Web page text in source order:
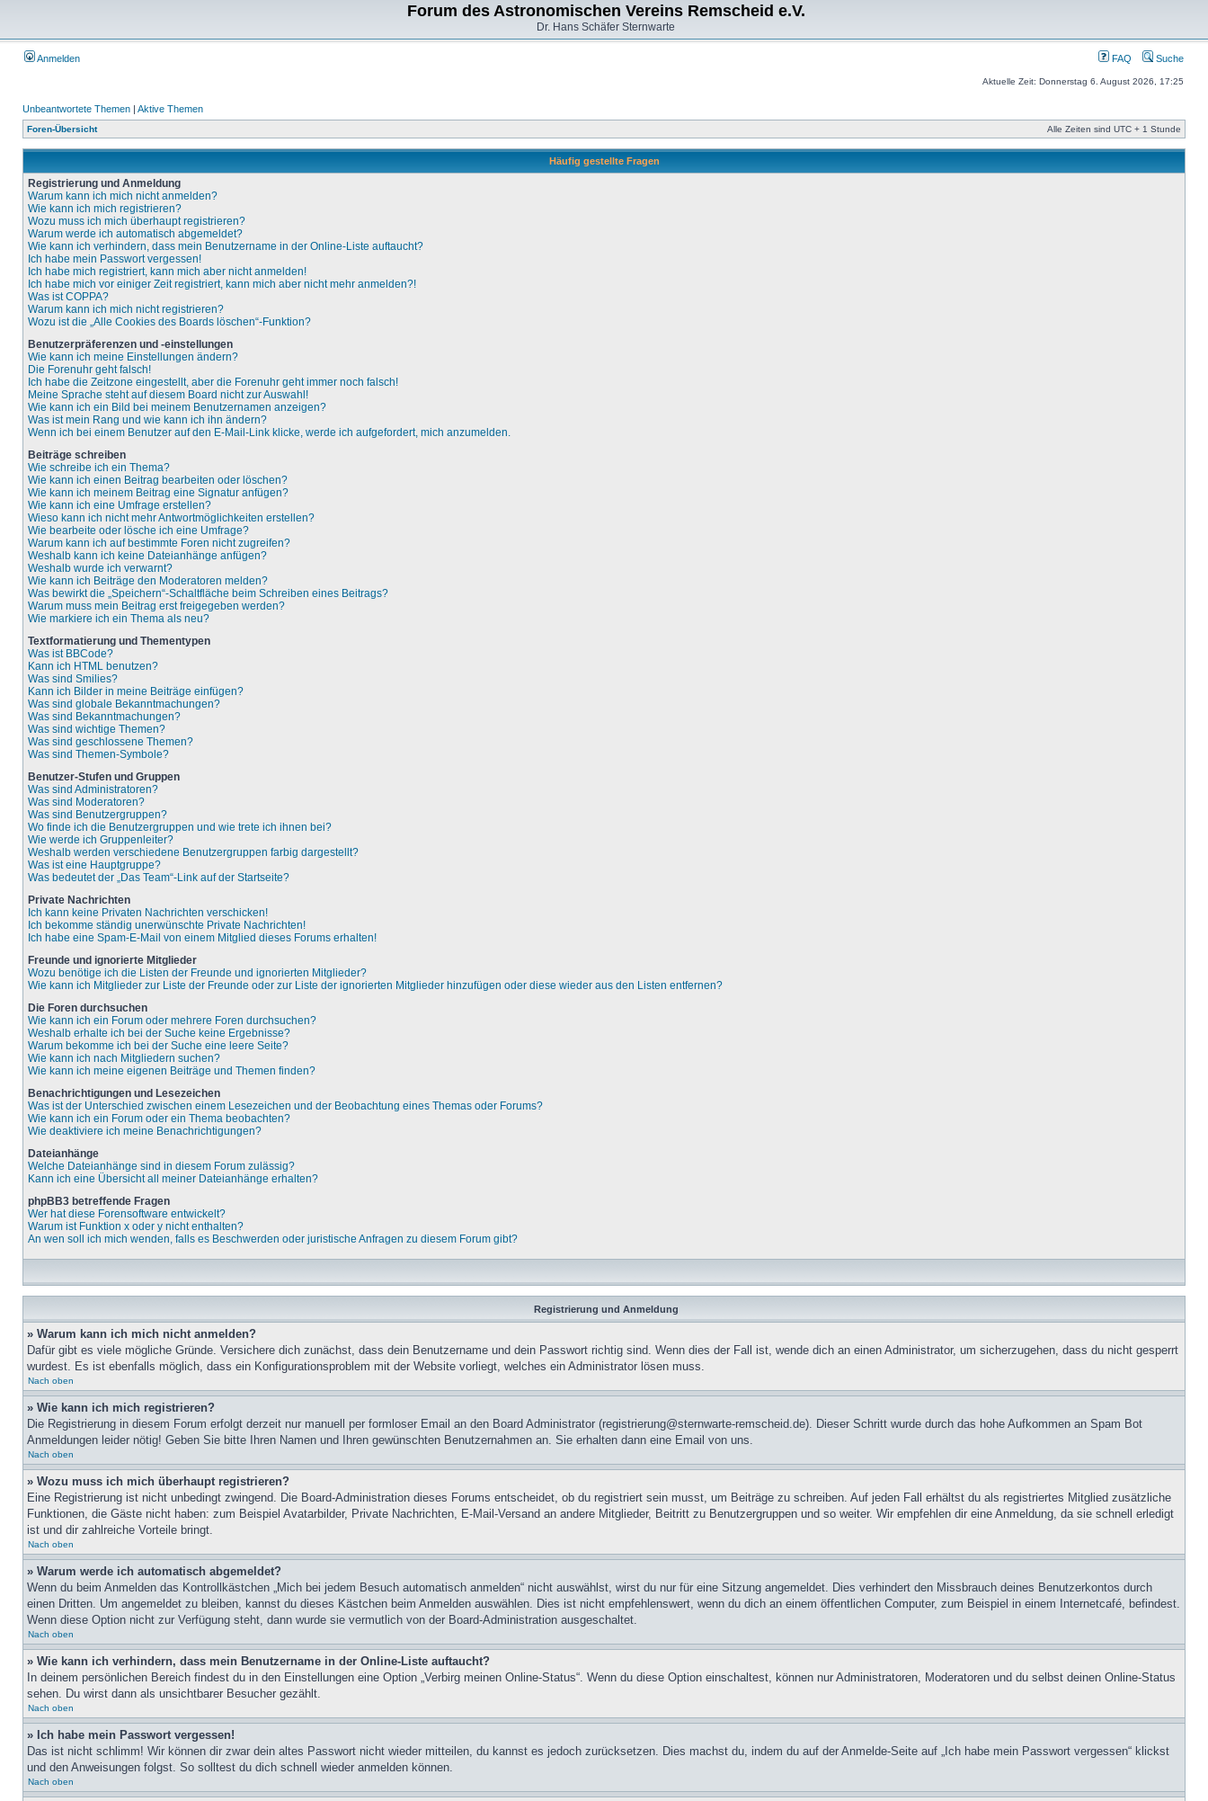
Forum des Astronomischen Vereins Remscheid e.V.
Dr. Hans Schäfer Sternwarte
Anmelden FAQ Suche
Aktuelle Zeit: Donnerstag 6. August 2026, 17:25
Unbeantwortete Themen | Aktive Themen
Foren-Übersicht Alle Zeiten sind UTC + 1 Stunde
Häufig gestellte Fragen
Registrierung und Anmeldung
Warum kann ich mich nicht anmelden?
Wie kann ich mich registrieren?
Wozu muss ich mich überhaupt registrieren?
Warum werde ich automatisch abgemeldet?
Wie kann ich verhindern, dass mein Benutzername in der Online-Liste auftaucht?
Ich habe mein Passwort vergessen!
Ich habe mich registriert, kann mich aber nicht anmelden!
Ich habe mich vor einiger Zeit registriert, kann mich aber nicht mehr anmelden?!
Was ist COPPA?
Warum kann ich mich nicht registrieren?
Wozu ist die „Alle Cookies des Boards löschen“-Funktion?
Benutzerpräferenzen und -einstellungen
Wie kann ich meine Einstellungen ändern?
Die Forenuhr geht falsch!
Ich habe die Zeitzone eingestellt, aber die Forenuhr geht immer noch falsch!
Meine Sprache steht auf diesem Board nicht zur Auswahl!
Wie kann ich ein Bild bei meinem Benutzernamen anzeigen?
Was ist mein Rang und wie kann ich ihn ändern?
Wenn ich bei einem Benutzer auf den E-Mail-Link klicke, werde ich aufgefordert, mich anzumelden.
Beiträge schreiben
Wie schreibe ich ein Thema?
Wie kann ich einen Beitrag bearbeiten oder löschen?
Wie kann ich meinem Beitrag eine Signatur anfügen?
Wie kann ich eine Umfrage erstellen?
Wieso kann ich nicht mehr Antwortmöglichkeiten erstellen?
Wie bearbeite oder lösche ich eine Umfrage?
Warum kann ich auf bestimmte Foren nicht zugreifen?
Weshalb kann ich keine Dateianhänge anfügen?
Weshalb wurde ich verwarnt?
Wie kann ich Beiträge den Moderatoren melden?
Was bewirkt die „Speichern“-Schaltfläche beim Schreiben eines Beitrags?
Warum muss mein Beitrag erst freigegeben werden?
Wie markiere ich ein Thema als neu?
Textformatierung und Thementypen
Was ist BBCode?
Kann ich HTML benutzen?
Was sind Smilies?
Kann ich Bilder in meine Beiträge einfügen?
Was sind globale Bekanntmachungen?
Was sind Bekanntmachungen?
Was sind wichtige Themen?
Was sind geschlossene Themen?
Was sind Themen-Symbole?
Benutzer-Stufen und Gruppen
Was sind Administratoren?
Was sind Moderatoren?
Was sind Benutzergruppen?
Wo finde ich die Benutzergruppen und wie trete ich ihnen bei?
Wie werde ich Gruppenleiter?
Weshalb werden verschiedene Benutzergruppen farbig dargestellt?
Was ist eine Hauptgruppe?
Was bedeutet der „Das Team“-Link auf der Startseite?
Private Nachrichten
Ich kann keine Privaten Nachrichten verschicken!
Ich bekomme ständig unerwünschte Private Nachrichten!
Ich habe eine Spam-E-Mail von einem Mitglied dieses Forums erhalten!
Freunde und ignorierte Mitglieder
Wozu benötige ich die Listen der Freunde und ignorierten Mitglieder?
Wie kann ich Mitglieder zur Liste der Freunde oder zur Liste der ignorierten Mitglieder hinzufügen oder diese wieder aus den Listen entfernen?
Die Foren durchsuchen
Wie kann ich ein Forum oder mehrere Foren durchsuchen?
Weshalb erhalte ich bei der Suche keine Ergebnisse?
Warum bekomme ich bei der Suche eine leere Seite?
Wie kann ich nach Mitgliedern suchen?
Wie kann ich meine eigenen Beiträge und Themen finden?
Benachrichtigungen und Lesezeichen
Was ist der Unterschied zwischen einem Lesezeichen und der Beobachtung eines Themas oder Forums?
Wie kann ich ein Forum oder ein Thema beobachten?
Wie deaktiviere ich meine Benachrichtigungen?
Dateianhänge
Welche Dateianhänge sind in diesem Forum zulässig?
Kann ich eine Übersicht all meiner Dateianhänge erhalten?
phpBB3 betreffende Fragen
Wer hat diese Forensoftware entwickelt?
Warum ist Funktion x oder y nicht enthalten?
An wen soll ich mich wenden, falls es Beschwerden oder juristische Anfragen zu diesem Forum gibt?
Registrierung und Anmeldung
» Warum kann ich mich nicht anmelden?
Dafür gibt es viele mögliche Gründe. Versichere dich zunächst, dass dein Benutzername und dein Passwort richtig sind. Wenn dies der Fall ist, wende dich an einen Administrator, um sicherzugehen, dass du nicht gesperrt
wurdest. Es ist ebenfalls möglich, dass ein Konfigurationsproblem mit der Website vorliegt, welches ein Administrator lösen muss.
Nach oben
» Wie kann ich mich registrieren?
Die Registrierung in diesem Forum erfolgt derzeit nur manuell per formloser Email an den Board Administrator (registrierung@sternwarte-remscheid.de). Dieser Schritt wurde durch das hohe Aufkommen an Spam Bot
Anmeldungen leider nötig! Geben Sie bitte Ihren Namen und Ihren gewünschten Benutzernahmen an. Sie erhalten dann eine Email von uns.
Nach oben
» Wozu muss ich mich überhaupt registrieren?
Eine Registrierung ist nicht unbedingt zwingend. Die Board-Administration dieses Forums entscheidet, ob du registriert sein musst, um Beiträge zu schreiben. Auf jeden Fall erhältst du als registriertes Mitglied zusätzliche
Funktionen, die Gäste nicht haben: zum Beispiel Avatarbilder, Private Nachrichten, E-Mail-Versand an andere Mitglieder, Beitritt zu Benutzergruppen und so weiter. Wir empfehlen dir eine Anmeldung, da sie schnell erledigt
ist und dir zahlreiche Vorteile bringt.
Nach oben
» Warum werde ich automatisch abgemeldet?
Wenn du beim Anmelden das Kontrollkästchen „Mich bei jedem Besuch automatisch anmelden“ nicht auswählst, wirst du nur für eine Sitzung angemeldet. Dies verhindert den Missbrauch deines Benutzerkontos durch
einen Dritten. Um angemeldet zu bleiben, kannst du dieses Kästchen beim Anmelden auswählen. Dies ist nicht empfehlenswert, wenn du dich an einem öffentlichen Computer, zum Beispiel in einem Internetcafé, befindest.
Wenn diese Option nicht zur Verfügung steht, dann wurde sie vermutlich von der Board-Administration ausgeschaltet.
Nach oben
» Wie kann ich verhindern, dass mein Benutzername in der Online-Liste auftaucht?
In deinem persönlichen Bereich findest du in den Einstellungen eine Option „Verbirg meinen Online-Status“. Wenn du diese Option einschaltest, können nur Administratoren, Moderatoren und du selbst deinen Online-Status
sehen. Du wirst dann als unsichtbarer Besucher gezählt.
Nach oben
» Ich habe mein Passwort vergessen!
Das ist nicht schlimm! Wir können dir zwar dein altes Passwort nicht wieder mitteilen, du kannst es jedoch zurücksetzen. Dies machst du, indem du auf der Anmelde-Seite auf „Ich habe mein Passwort vergessen“ klickst
und den Anweisungen folgst. So solltest du dich schnell wieder anmelden können.
Nach oben